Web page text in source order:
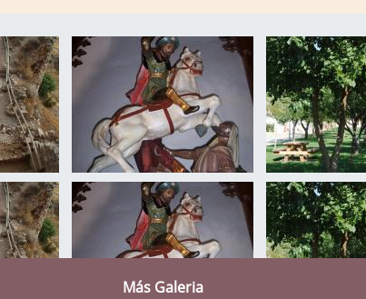
Más Galeria